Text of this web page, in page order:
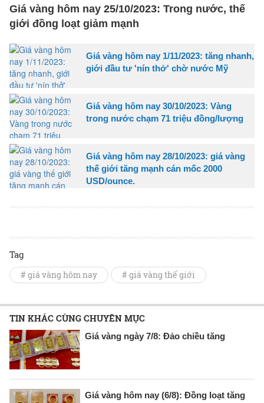
Giá vàng hôm nay 25/10/2023: Trong nước, thế
giới đồng loạt giảm mạnh
Giá vàng hôm nay 1/11/2023: tăng nhanh,
giới đầu tư 'nín thở' chờ nước Mỹ
Giá vàng hôm nay 30/10/2023: Vàng
trong nước chạm 71 triệu đồng/lượng
Giá vàng hôm nay 28/10/2023: giá vàng
thế giới tăng mạnh cán mốc 2000
USD/ounce.
Tag
# giá vàng hôm nay # giá vàng thế giới
TIN KHÁC CÙNG CHUYÊN MỤC
Giá vàng ngày 7/8: Đảo chiều tăng
Giá vàng hôm nay (6/8): Đồng loạt tăng